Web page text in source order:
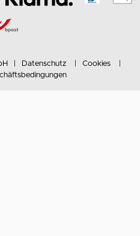
Datenschutz
Cookies